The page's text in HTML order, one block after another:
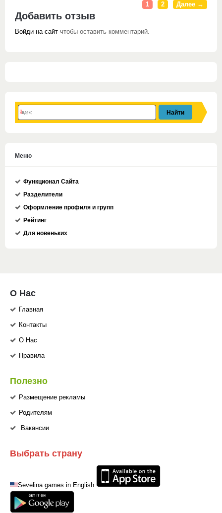
1 2 Далее →
Добавить отзыв
Войди на сайт чтобы оставить комментарий.
Меню
Функционал Сайта
Разделители
Оформление профиля и групп
Рейтинг
Для новеньких
О Нас
Главная
Контакты
О Нас
Правила
Полезно
Размещение рекламы
Родителям
Вакансии
Выбрать страну
Sevelina games in English